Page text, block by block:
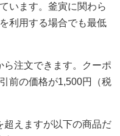
います。釜寅に関わら
利用する場合でも最低
ら注文できます。クーポ
前の価格が1,500円（税
超えますが以下の商品だ